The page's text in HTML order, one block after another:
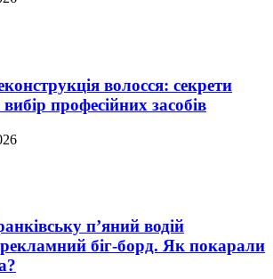
волосся: секрети
професійних засобів
п’яний водій
біг-борд. Як покарали